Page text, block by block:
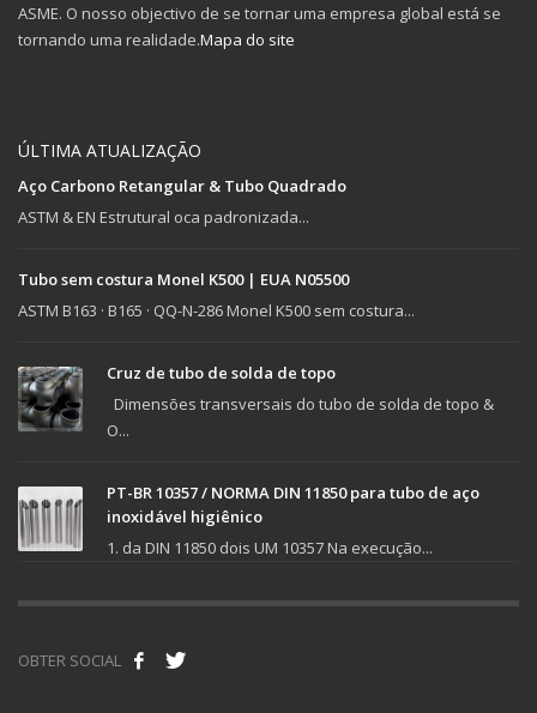
ASME. O nosso objectivo de se tornar uma empresa global está se
tornando uma realidade.Mapa do site
ÚLTIMA ATUALIZAÇÃO
Aço Carbono Retangular & Tubo Quadrado
ASTM & EN Estrutural oca padronizada...
Tubo sem costura Monel K500 | EUA N05500
ASTM B163 · B165 · QQ-N-286 Monel K500 sem costura...
Cruz de tubo de solda de topo
Dimensões transversais do tubo de solda de topo &
O...
PT-BR 10357 / NORMA DIN 11850 para tubo de aço
inoxidável higiênico
1. da DIN 11850 dois UM 10357 Na execução...
OBTER SOCIAL